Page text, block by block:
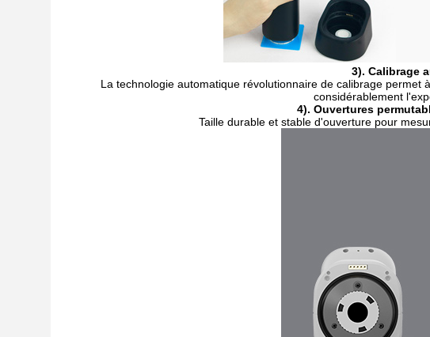
3). Calibrage
La technologie automatique révolutionnaire de calibrage
considérablement
4). Ouvertures
Taille durable et stable d'ouverture pour